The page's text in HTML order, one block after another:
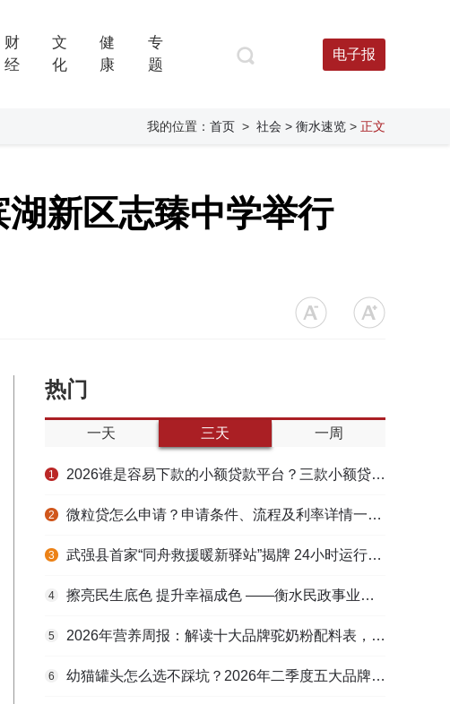
财
经
文
化
健
康
专
题
电子报
我的位置： 首页 > 社会 > 衡水速览 > 正文
新区志臻中学举行
热门
一天 三天 一周
1 2026谁是容易下款的小额贷款平台？三款小额贷款产品全面对比
2 微粒贷怎么申请？申请条件、流程及利率详情一文看懂
3 武强县首家“同舟救援暖新驿站”揭牌 24小时运行守护户外劳动者
4 擦亮民生底色 提升幸福成色 ——衡水民政事业高质量发展综述
5 2026年营养周报：解读十大品牌驼奶粉配料表，识别纯驼乳与益生元
6 幼猫罐头怎么选不踩坑？2026年二季度五大品牌肠胃适配营养安全